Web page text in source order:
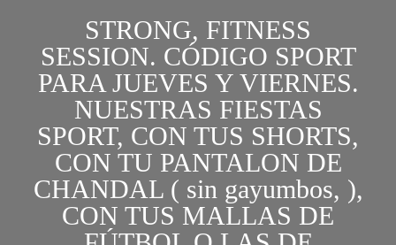
STRONG, FITNESS
SESSION. CÓDIGO SPORT
PARA JUEVES Y VIERNES.
NUESTRAS FIESTAS
SPORT, CON TUS SHORTS,
CON TU PANTALON DE
CHANDAL ( sin gayumbos, ),
CON TUS MALLAS DE